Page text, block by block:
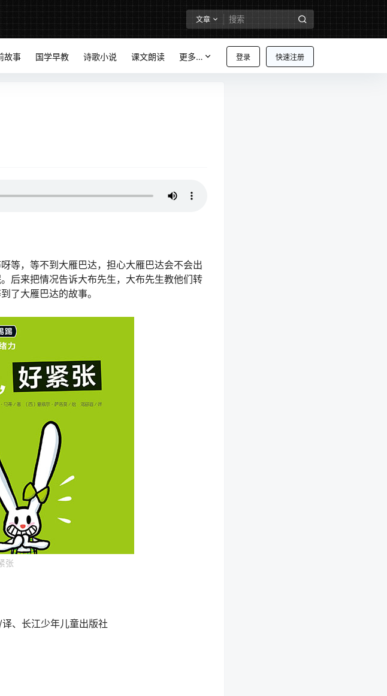
文章
登录 快速注册
故事 国学早教 诗歌小说 课文朗读 更多…
等，等不到大雁巴达，担心大雁巴达会不会出
后来把情况告诉大布先生，大布先生教他们转
了大雁巴达的故事。
张
、长江少年儿童出版社